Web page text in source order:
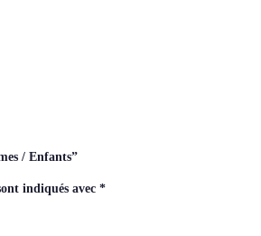
/ Enfants”
indiqués avec *